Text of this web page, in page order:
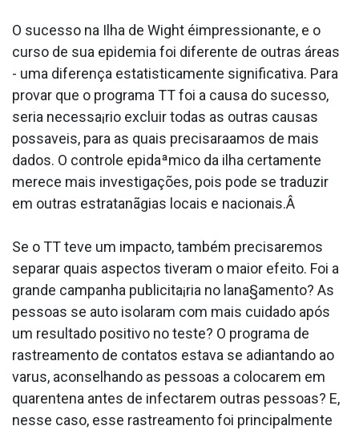
O sucesso na Ilha de Wight éimpressionante, e o
curso de sua epidemia foi diferente de outras áreas
- uma diferença estatisticamente significativa. Para
provar que o programa TT foi a causa do sucesso,
seria necessa¡rio excluir todas as outras causas
possa­veis, para as quais precisara­amos de mais
dados. O controle epidaªmico da ilha certamente
merece mais investigações, pois pode se traduzir
em outras estratanãgias locais e nacionais.Â
Se o TT teve um impacto, também precisaremos
separar quais aspectos tiveram o maior efeito. Foi a
grande campanha publicita¡ria no lana§amento? As
pessoas se auto isolaram com mais cuidado após
um resultado positivo no teste? O programa de
rastreamento de contatos estava se adiantando ao
va­rus, aconselhando as pessoas a colocarem em
quarentena antes de infectarem outras pessoas? E,
nesse caso, esse rastreamento foi principalmente